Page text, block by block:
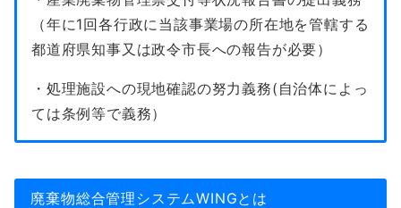
（年に1回各行政に当該事業場の所在地を管轄する
都道府県知事又は政令市長への報告が必要）
・処理施設への現地確認の努力義務(自治体によっ
ては条例等で義務）
廃棄物総合管理システムWINGとは